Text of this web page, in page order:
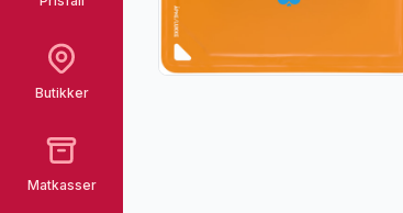
Butikker
Matkasser